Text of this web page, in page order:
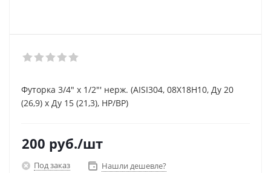
Футорка 3/4" х 1/2"' нерж. (AISI304, 08Х18Н10, Ду 20
(26,9) х Ду 15 (21,3), НР/ВР)
200 руб./шт
Под заказ Нашли дешевле?